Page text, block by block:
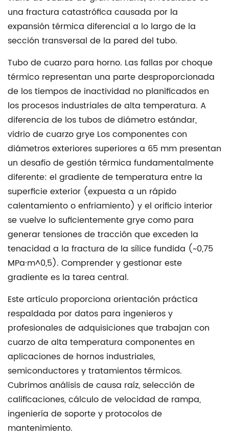
Por
qué
los
tubos
de
gran
tamaño
son
más
vulnerables:
la
física
del
gradiente
térmico
3
Selección
del
grado
de
cuarzo:
combinación
del
material
con
la
temperatura
de
aplicación
4
Tarifas
de
una fractura catastrófica causada por la
expansión térmica diferencial a lo largo de la
sección transversal de la pared del tubo.
Tubo de cuarzo para horno. Las fallas por choque
térmico representan una parte desproporcionada
de los tiempos de inactividad no planificados en
los procesos industriales de alta temperatura. A
diferencia de los tubos de diámetro estándar,
vidrio de cuarzo grye Los componentes con
diámetros exteriores superiores a 65 mm presentan
un desafío de gestión térmica fundamentalmente
diferente: el gradiente de temperatura entre la
superficie exterior (expuesta a un rápido
calentamiento o enfriamiento) y el orificio interior
se vuelve lo suficientemente grye como para
generar tensiones de tracción que exceden la
tenacidad a la fractura de la sílice fundida (~0,75
MPa·m^0,5). Comprender y gestionar este
gradiente es la tarea central.
Este artículo proporciona orientación práctica
respaldada por datos para ingenieros y
profesionales de adquisiciones que trabajan con
cuarzo de alta temperatura componentes en
aplicaciones de hornos industriales,
semiconductores y tratamientos térmicos.
Cubrimos análisis de causa raíz, selección de
calificaciones, cálculo de velocidad de rampa,
ingeniería de soporte y protocolos de
mantenimiento.